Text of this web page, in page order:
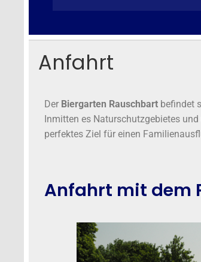
Anfahrt
Der Biergarten Rauschbart befindet
Inmitten es Naturschutzgebietes
perfektes Ziel für einen
Anfahrt mit dem